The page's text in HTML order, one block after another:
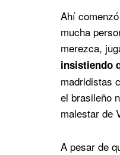
Ahí
mucha
merezca,
insistiendo
madridistas
el brasileño
malestar de
A pesar de